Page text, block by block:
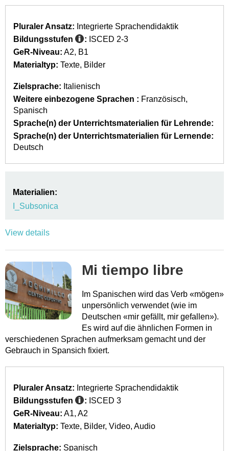
Pluraler Ansatz: Integrierte Sprachendidaktik
Bildungsstufen
: ISCED 2-3
GeR-Niveau: A2
B1
Materialtyp: Texte Bilder
Zielsprache: Italienisch
Weitere einbezogene Sprachen : Französisch
Spanisch
Sprache(n) der Unterrichtsmaterialien für Lehrende:
Sprache(n) der Unterrichtsmaterialien für Lernende:
Deutsch
Materialien:
I_Subsonica
View details
Mi tiempo libre
Im Spanischen wird das Verb «mögen»
unpersönlich verwendet (wie im
Deutschen «mir gefällt, mir gefallen»).
Es wird auf die ähnlichen Formen in
verschiedenen Sprachen aufmerksam gemacht und der
Gebrauch in Spansich fixiert.
Pluraler Ansatz: Integrierte Sprachendidaktik
Bildungsstufen
: ISCED 3
GeR-Niveau: A1 A2
Materialtyp: Texte Bilder Video Audio
Zielsprache: Spanisch